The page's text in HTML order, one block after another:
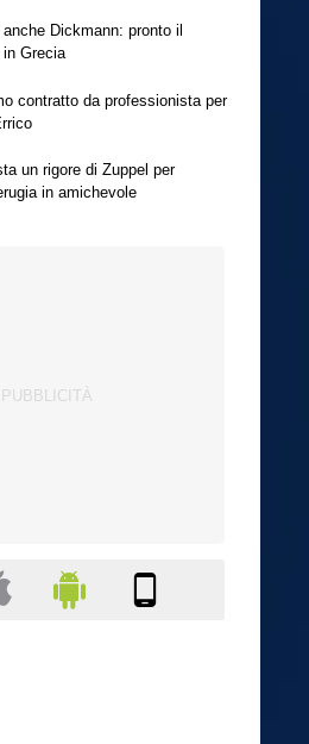
Dickmann: pronto il
Grecia
contratto da professionista per
un rigore di Zuppel per
in amichevole